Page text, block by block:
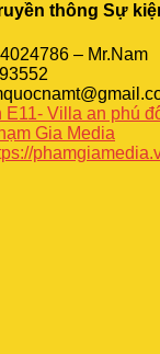
thông Sự
– Mr.Nam
E11- Villa an phú
Gia Media